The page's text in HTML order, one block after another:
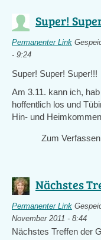
Super!
Permanenter Link
- 9:24
Super! Super! Super!!!
Am 3.11. kann ich,
hoffentlich los und
Hin- und
Zum
Nächstes
Permanenter Link
November 2011 - 8:44
Nächstes Treffen der